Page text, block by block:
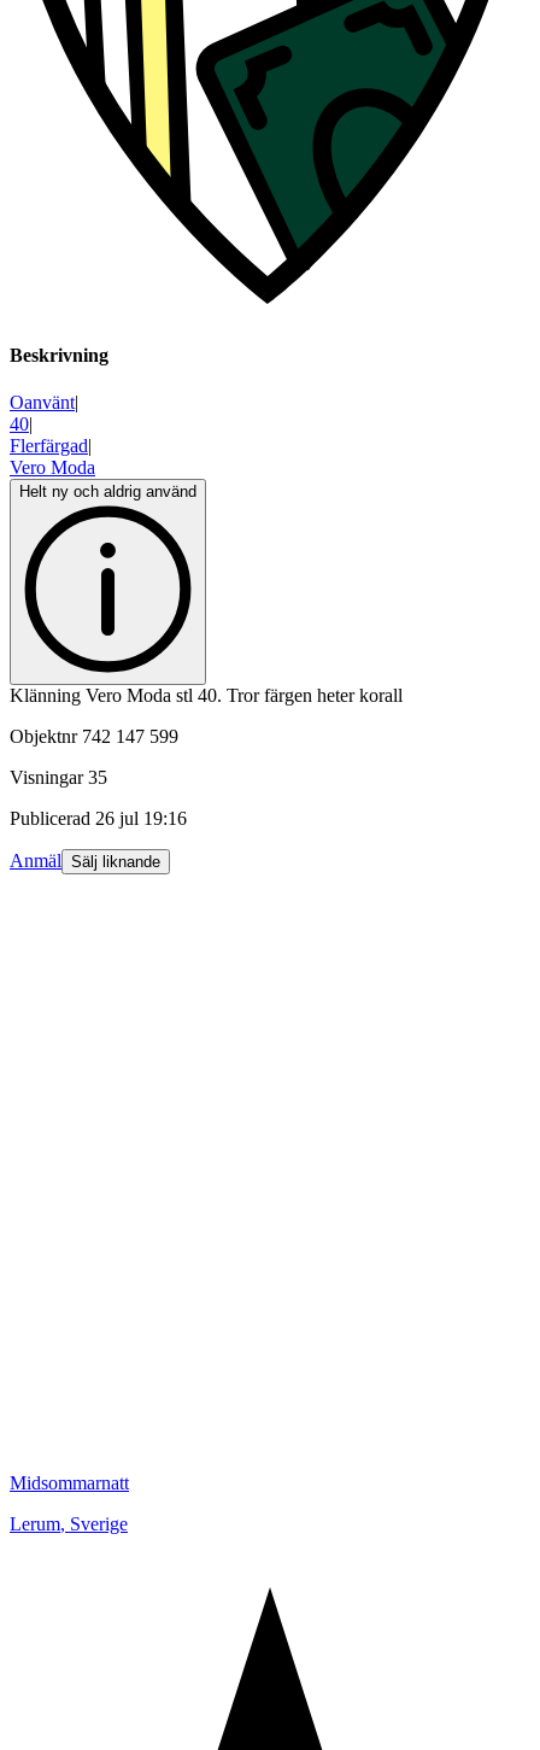
Beskrivning
Oanvänt|
40|
Flerfärgad|
Vero Moda
Helt ny och aldrig använd
Klänning Vero Moda stl 40. Tror färgen heter korall
Objektnr 742 147 599
Visningar 35
Publicerad 26 jul 19:16
Anmäl Sälj liknande
Midsommarnatt
Lerum, Sverige